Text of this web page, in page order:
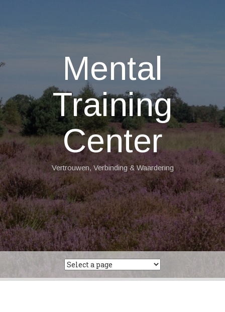
Mental
Training
Center
Vertrouwen, Verbinding & Waardering